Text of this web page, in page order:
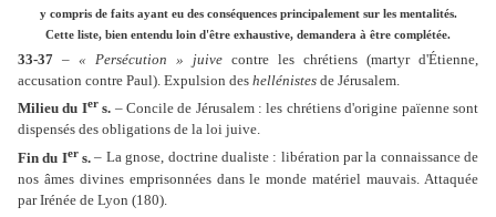
y compris de faits ayant eu des conséquences principalement sur les mentalités.
Cette liste, bien entendu loin d'être exhaustive, demandera à être complétée.
33-37 – « Persécution » juive contre les chrétiens (martyr d'Étienne,
accusation contre Paul). Expulsion des hellénistes de Jérusalem.
Milieu du Iers. – Concile de Jérusalem : les chrétiens d'origine païenne sont
dispensés des obligations de la loi juive.
Fin du Iers. – La gnose, doctrine dualiste : libération par la connaissance de
nos âmes divines emprisonnées dans le monde matériel mauvais. Attaquée
par Irénée de Lyon (180).